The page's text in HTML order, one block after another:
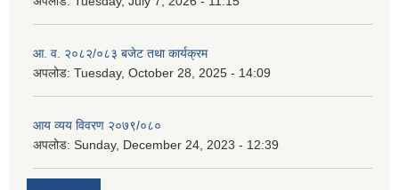
आ. व. २०८२/०८३ बजेट तथा कार्यक्रम
अपलोड: Tuesday, October 28, 2025 - 14:09
आय व्यय विवरण २०७९/०८०
अपलोड: Sunday, December 24, 2023 - 12:39